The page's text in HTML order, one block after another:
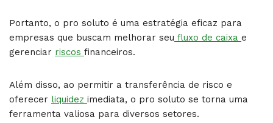
Portanto, o pro soluto é uma estratégia eficaz para
empresas que buscam melhorar seu fluxo de caixa e
gerenciar riscos financeiros.
Além disso, ao permitir a transferência de risco e
oferecer liquidez imediata, o pro soluto se torna uma
ferramenta valiosa para diversos setores.